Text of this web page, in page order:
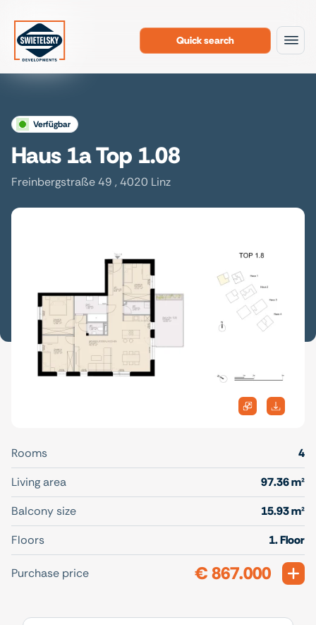
To the content Quick search
verfügbar
Haus 1a Top 1.08
Freinbergstraße 49 , 4020 Linz
Rooms
4
Living area
97.36 m²
Balcony size
15.93 m²
Floors
1. Floor
Purchase price € 867.000